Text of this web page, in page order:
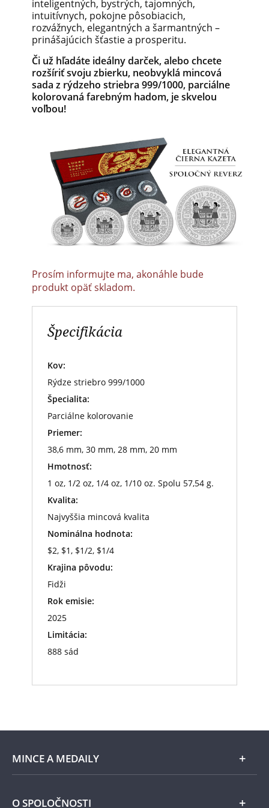
inteligentných, bystrých, tajomných,
intuitívnych, pokojne pôsobiacich,
rozvážnych, elegantných a šarmantných –
prinášajúcich šťastie a prosperitu.
Či už hľadáte ideálny darček, alebo chcete
rozšíriť svoju zbierku, neobvyklá mincová
sada z rýdzeho striebra 999/1000, parciálne
kolorovaná farebným hadom, je skvelou
voľbou!
Prosím informujte ma, akonáhle bude
produkt opäť skladom.
Špecifikácia
Kov:
Rýdze striebro 999/1000
Špecialita:
Parciálne kolorovanie
Priemer:
38,6 mm, 30 mm, 28 mm, 20 mm
Hmotnosť:
1 oz, 1/2 oz, 1/4 oz, 1/10 oz. Spolu 57,54 g.
Kvalita:
Najvyššia mincová kvalita
Nominálna hodnota:
$2, $1, $1/2, $1/4
Krajina pôvodu:
Fidži
Rok emisie:
2025
Limitácia:
888 sád
MINCE A MEDAILY
Len v Národnej Pokladnici
O SPOLOČNOSTI